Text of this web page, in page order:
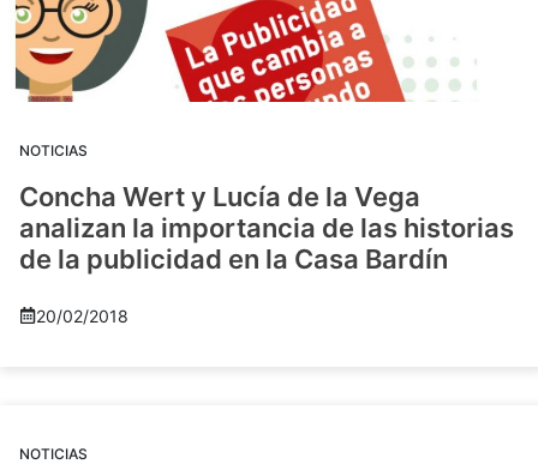
NOTICIAS
Concha Wert y Lucía de la Vega
analizan la importancia de las historias
de la publicidad en la Casa Bardín
20/02/2018
NOTICIAS